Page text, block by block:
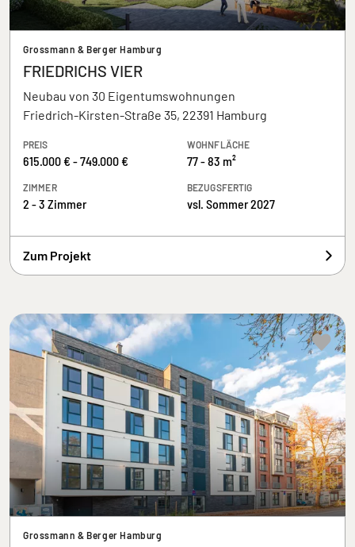
Grossmann & Berger Hamburg
FRIEDRICHS VIER
Neubau von 30 Eigentumswohnungen
Friedrich-Kirsten-Straße 35, 22391 Hamburg
PREIS
615.000 € - 749.000 €
WOHNFLÄCHE
77 - 83 m²
ZIMMER
2 - 3 Zimmer
BEZUGSFERTIG
vsl. Sommer 2027
Zum Projekt
Grossmann & Berger Hamburg